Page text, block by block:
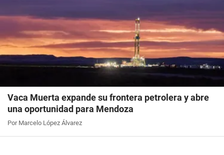
Vaca Muerta expande su frontera petrolera y abre
una oportunidad para Mendoza
Por Marcelo López Álvarez